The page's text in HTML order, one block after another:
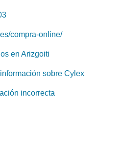
compra-online/
en Arizgoiti
sobre Cylex
incorrecta